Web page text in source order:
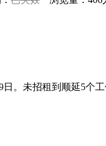
。未招租到顺延5个